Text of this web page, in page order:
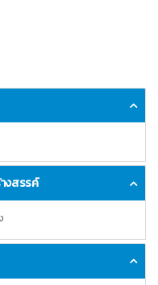
งสรรค์